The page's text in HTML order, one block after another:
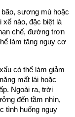
sương mù hoặc
nào, đặc biệt là
chế, đường trơn
làm tăng nguy cơ
có thể làm giảm
mất lái hoặc
Ngoài ra, trời
đến tầm nhìn,
tình huống nguy